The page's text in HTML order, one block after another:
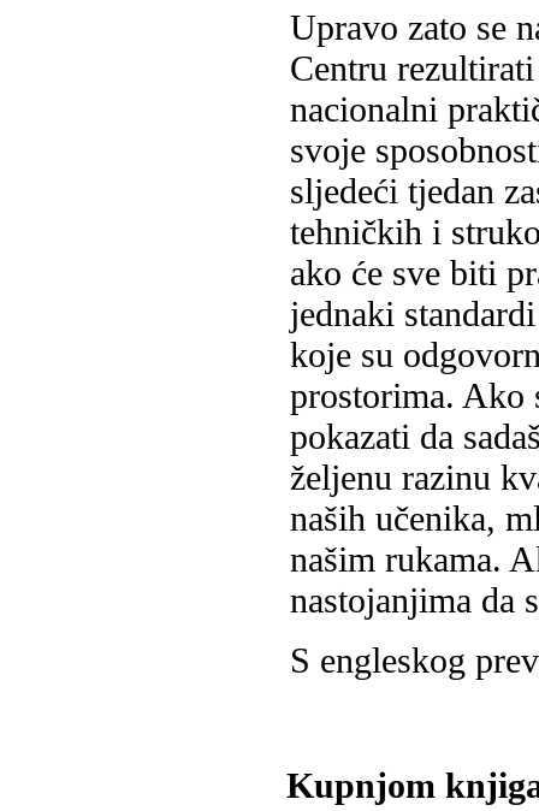
Upravo zato se
Centru
nacionalni
svoje
sljedeći tjedan
tehničkih i
ako će sve biti
jednaki
koje su
prostorima. Ako
pokazati da
željenu razinu
naših učenika,
našim rukama.
nastojanjima da
S engleskog
Kupnjom